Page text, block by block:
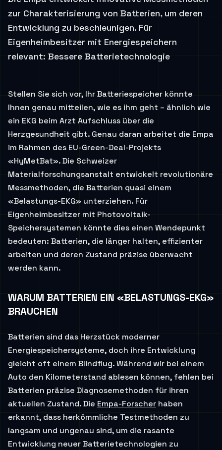
zur Charakterisierung von Batterien, um deren
Entwicklung zu beschleunigen. Für
Eigenheimbesitzer mit Energiespeichern
relevant: Bessere Batterietechnologie
Stellen Sie sich vor, Ihr Batteriespeicher könnte
Ihnen genau mitteilen, wie es ihm geht – ähnlich wie
ein EKG beim Arzt Aufschluss über die
Herzgesundheit gibt. Genau daran arbeitet die Empa
im Rahmen des EU-Green-Deal-Projekts
«HyMetBat». Die Schweizer
Materialforschungsanstalt entwickelt revolutionäre
Messmethoden, die Batterien quasi einem
«Belastungs-EKG» unterziehen. Für
Eigenheimbesitzer mit Photovoltaik-
Speichersystemen könnte dies einen Wendepunkt
bedeuten: Batterien, die länger halten, effizienter
arbeiten und deren Zustand präzise überwacht
werden kann.
WARUM BATTERIEN EIN «BELASTUNGS-EKG»
BRAUCHEN
Batterien sind das Herzstück moderner
Energiespeichersysteme, doch ihre Entwicklung
gleicht oft einem Blindflug. Während wir bei einem
Auto den Kilometerstand ablesen können, fehlen bei
Batterien präzise Diagnosemethoden für ihren
aktuellen Zustand. Die Empa-Forscher haben
erkannt, dass herkömmliche Testmethoden zu
langsam und ungenau sind, um die rasante
Entwicklung neuer Batterietechnologien zu